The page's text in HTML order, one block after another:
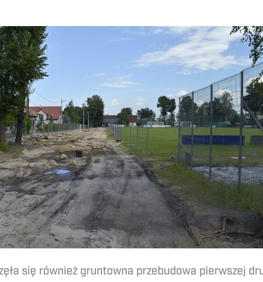
się również gruntowna przebudowa pierwszej